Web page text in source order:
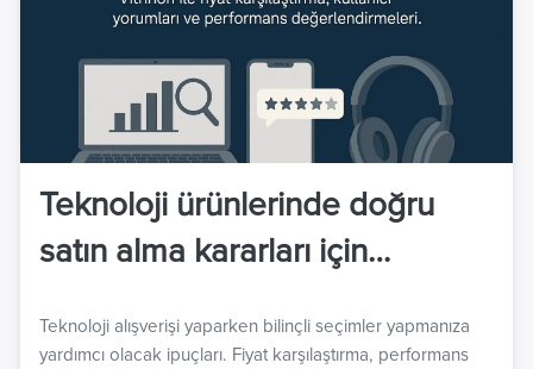
Teknoloji ürünlerinde doğru
satın alma kararları için
fiyat karşılaştırma, kullanıcı
Teknoloji alışverişi yaparken bilinçli seçimler yapmanıza
yardımcı olacak ipuçları. Fiyat karşılaştırma, performans